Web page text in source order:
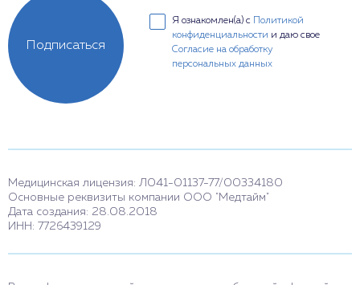
Я ознакомлен(а) с
Политикой
конфиденциальности и даю свое
Согласие на обработку
персональных данных
Подписаться
Медицинская лицензия: Л041-01137-77/00334180
Основные реквизиты компании ООО "Медтайм"
Дата создания: 28.08.2018
ИНН: 7726439129